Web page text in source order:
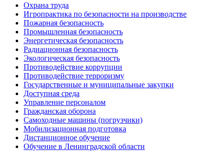
Охрана труда
Игропрактика по безопасности на производстве
Пожарная безопасность
Промышленная безопасность
Энергетическая безопасность
Радиационная безопасность
Экологическая безопасность
Противодействие коррупции
Противодействие терроризму
Государственные и муниципальные закупки
Доступная среда
Управление персоналом
Гражданская оборона
Самоходные машины (погрузчики)
Мобилизационная подготовка
Дистанционное обучение
Обучение в Ленинградской области